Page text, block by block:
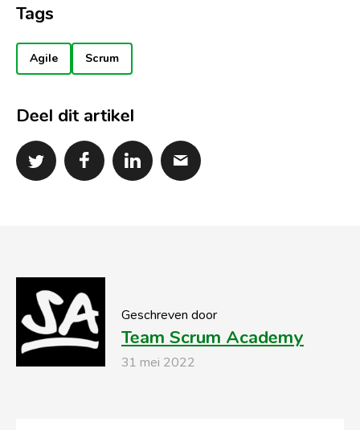
Tags
Agile Scrum
Deel dit artikel
Geschreven door
Team Scrum Academy
31 mei 2022